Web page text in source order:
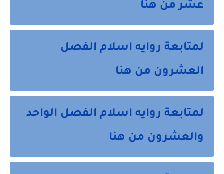
عشر من هنا
لمتابعة روايه اسلام الفصل
العشرون من هنا
لمتابعة روايه اسلام الفصل الواحد
والعشرون من هنا